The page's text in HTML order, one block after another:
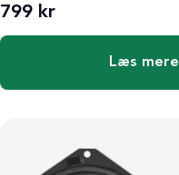
799 kr
Læs mere